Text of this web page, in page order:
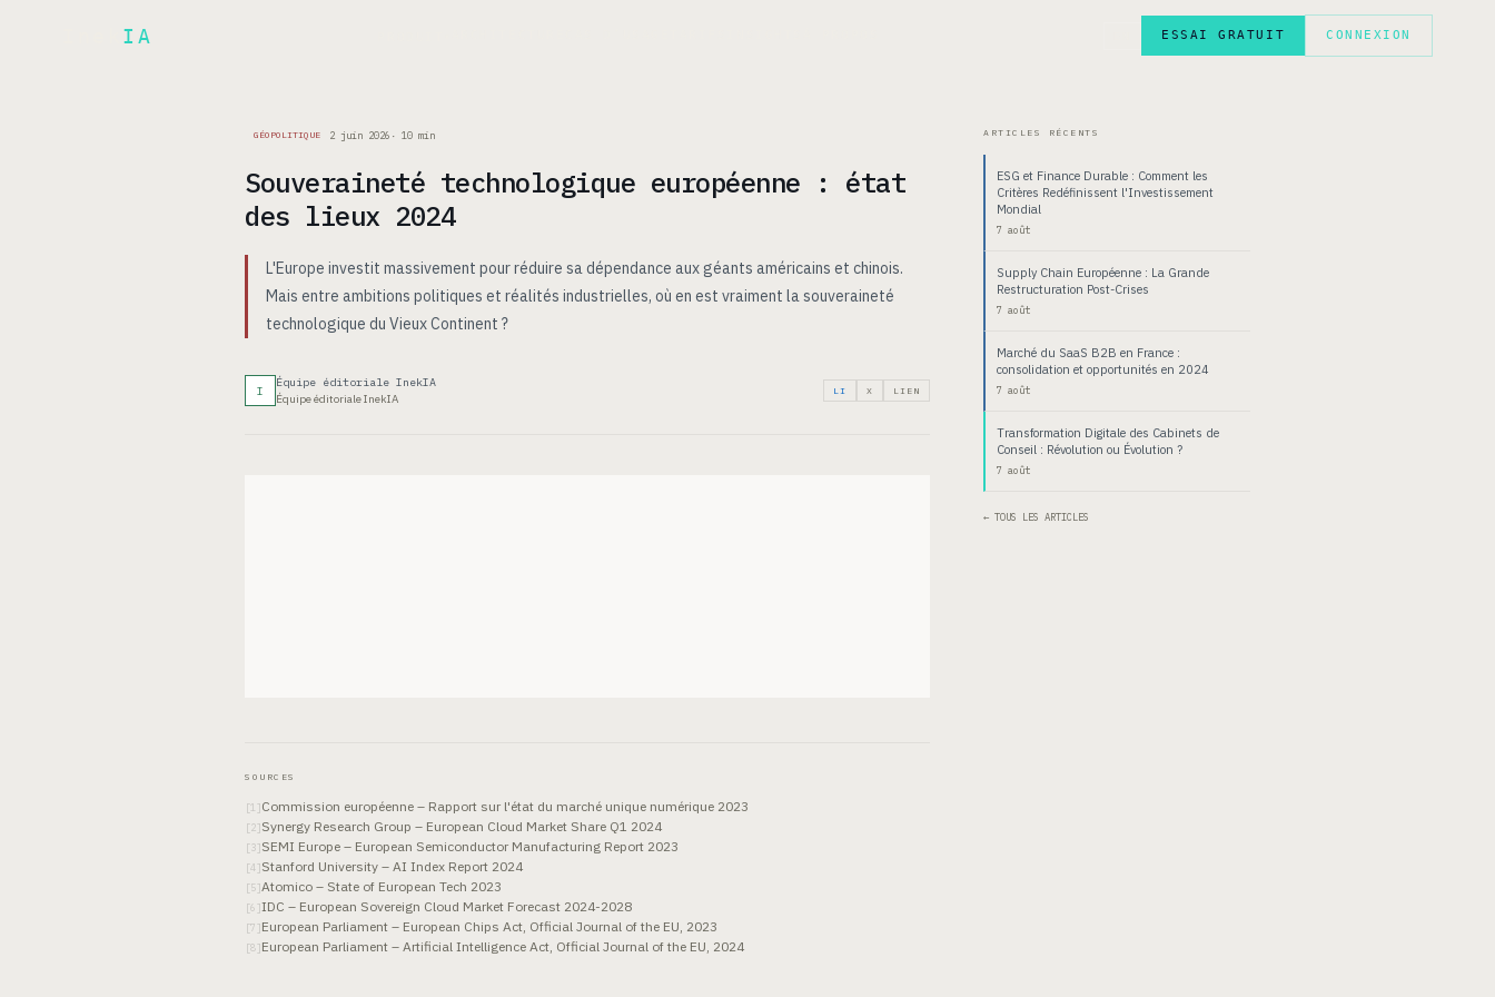
IA ESSAI GRATUIT CONNEXION
GÉOPOLITIQUE 2 juin 2026 · 10 min
Souveraineté technologique européenne : état
des lieux 2024
L'Europe investit massivement pour réduire sa dépendance aux géants américains et chinois.
Mais entre ambitions politiques et réalités industrielles, où en est vraiment la souveraineté
technologique du Vieux Continent ?
I
Équipe éditoriale InekIA
Équipe éditoriale InekIA
LI X LIEN
SOURCES
[1 ]Commission européenne – Rapport sur l'état du marché unique numérique 2023
[2]Synergy Research Group – European Cloud Market Share Q1 2024
[ 3]SEMI Europe – European Semiconductor Manufacturing Report 2023
[4 ]Stanford University – AI Index Report 2024
[5]Atomico – State of European Tech 2023
[6 ]IDC – European Sovereign Cloud Market Forecast 2024-2028
[7 ]European Parliament – European Chips Act, Official Journal of the EU, 2023
[8]European Parliament – Artificial Intelligence Act, Official Journal of the EU, 2024
ARTICLES RÉCENTS
ESG et Finance Durable : Comment les
Critères Redéfinissent l'Investissement
Mondial
7 août
Supply Chain Européenne : La Grande
Restructuration Post-Crises
7 août
Marché du SaaS B2B en France :
consolidation et opportunités en 2024
7 août
Transformation Digitale des Cabinets de
Conseil : Révolution ou Évolution ?
7 août
← TOUS LES ARTICLES